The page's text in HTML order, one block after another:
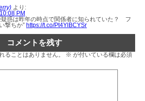
より:
PM
疑惑は昨年の時点で関係者に知られていた？ フ
撃ちか” https://t.co/Pt4YlBCYSr
コメントを残す
ることはありません。 ※ が付いている欄は必須